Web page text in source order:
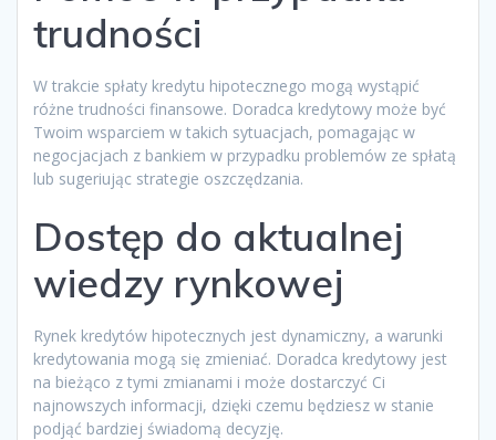
trudności
W trakcie spłaty kredytu hipotecznego mogą wystąpić
różne trudności finansowe. Doradca kredytowy może być
Twoim wsparciem w takich sytuacjach, pomagając w
negocjacjach z bankiem w przypadku problemów ze spłatą
lub sugeriując strategie oszczędzania.
Dostęp do aktualnej
wiedzy rynkowej
Rynek kredytów hipotecznych jest dynamiczny, a warunki
kredytowania mogą się zmieniać. Doradca kredytowy jest
na bieżąco z tymi zmianami i może dostarczyć Ci
najnowszych informacji, dzięki czemu będziesz w stanie
podjąć bardziej świadomą decyzję.